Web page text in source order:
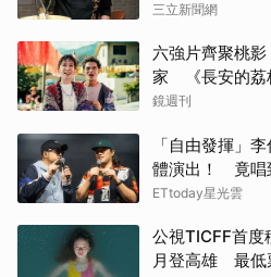
三立新聞網
六強片齊聚桃
家 《長安的荔
鏡週刊
「自由發揮」
體演出！ 竟唱
ETtoday星光雲
公視TICFF首
月登高雄 最低